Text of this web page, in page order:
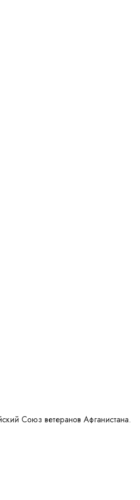
Союз ветеранов Афганистана.